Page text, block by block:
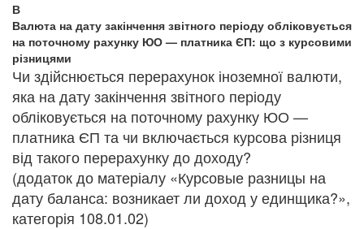
В
Валюта на дату закінчення звітного періоду обліковується
на поточному рахунку ЮО — платника ЄП: що з курсовими
різницями
Чи здійснюється перерахунок іноземної валюти,
яка на дату закінчення звітного періоду
обліковується на поточному рахунку ЮО —
платника ЄП та чи включається курсова різниця
від такого перерахунку до доходу?
(додаток до матеріалу «Курсовые разницы на
дату баланса: возникает ли доход у единщика?»,
категорія 108.01.02)